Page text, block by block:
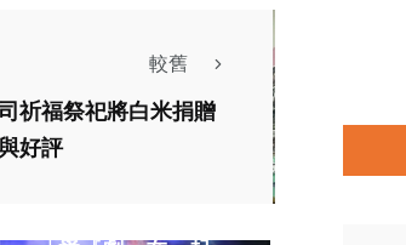
較舊
祈福祭祀將白米捐贈
好評